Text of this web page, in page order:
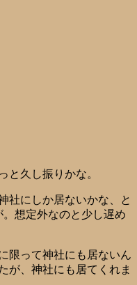
と久し振りかな。
社にしか居ないかな、と
想定外なのと少し遅め
限って神社にも居ないん
が、神社にも居てくれま